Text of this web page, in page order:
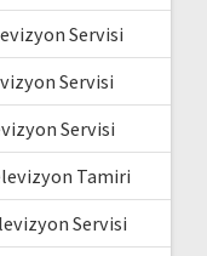
Servisi
Servisi
Servisi
Tamiri
Servisi